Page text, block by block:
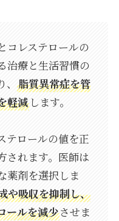
コレステロールの
治療と生活習慣の
、脂質異常症を管
軽減 します。
テロールの値を正
されます。医師は
薬剤を選択しま
や吸収を抑制し、
ールを減少させま